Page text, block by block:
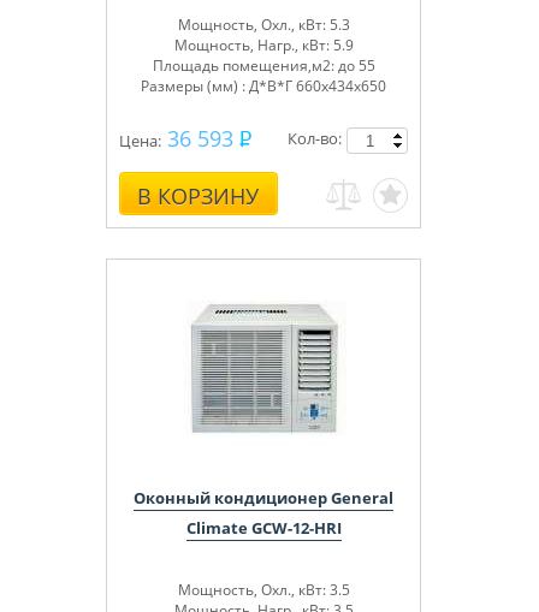
Мощность, Охл., кВт: 5.3
Мощность, Нагр., кВт: 5.9
Площадь помещения,м2: до 55
Размеры (мм) : Д*В*Г 660x434x650
Цена: 36 593
В КОРЗИНУ
Кол-во:
Оконный кондиционер General
Climate GCW-12-HRI
Мощность, Охл., кВт: 3.5